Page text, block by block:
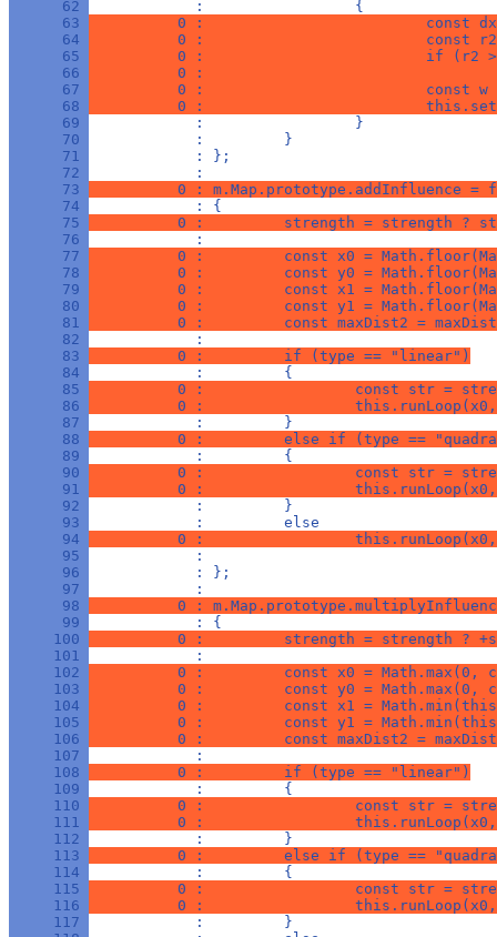
      62
            :                 {
      63
0 :                         const
      64
0 :                         const
      65
0 :                         if (r2
      66
0 :
      67
0 :                         const w
      68
0 :
      69
            :                 }
      70
            :         }
      71
            : };
      72
            :
      73
0 : m.Map.prototype.addInfluence =
      74
            : {
      75
0 :         strength = strength ?
      76
            :
      77
0 :         const x0 =
      78
0 :         const y0 =
      79
0 :         const x1 =
      80
0 :         const y1 =
      81
0 :         const maxDist2 =
      82
            :
      83
          0 :         if (type == "linear")
      84
            :         {
      85
0 :                 const str =
      86
0 :
      87
            :         }
      88
0 :         else if (type ==
      89
            :         {
      90
0 :                 const str =
      91
0 :
      92
            :         }
      93
            :         else
      94
0 :
      95
            :
      96
            : };
      97
            :
      98
0 :
      99
            : {
     100
0 :         strength = strength ?
     101
            :
     102
0 :         const x0 = Math.max(0,
     103
0 :         const y0 = Math.max(0,
     104
0 :         const x1 =
     105
0 :         const y1 =
     106
0 :         const maxDist2 =
     107
            :
     108
          0 :         if (type == "linear")
     109
            :         {
     110
0 :                 const str =
     111
0 :
     112
            :         }
     113
0 :         else if (type ==
     114
            :         {
     115
0 :                 const str =
     116
0 :
     117
            :         }